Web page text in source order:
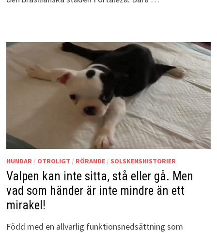
HUNDAR/ OTROLIGT / RÖRANDE/ SOLSKENSHISTORIER
Valpen kan inte sitta, stå eller gå. Men
vad som händer är inte mindre än ett
mirakel!
Född med en allvarlig funktionsnedsättning som